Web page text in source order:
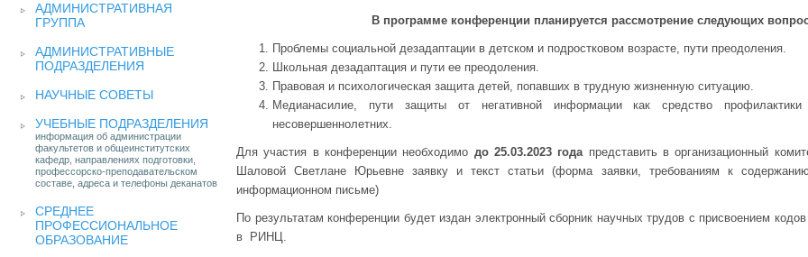
АДМИНИСТРАТИВНАЯ
ГРУППА
АДМИНИСТРАТИВНЫЕ
ПОДРАЗДЕЛЕНИЯ
НАУЧНЫЕ СОВЕТЫ
УЧЕБНЫЕ ПОДРАЗДЕЛЕНИЯ
информация об администрации
факультетов и общеинститутских
кафедр, направлениях подготовки,
профессорско-преподавательском
составе, адреса и телефоны деканатов
СРЕДНЕЕ
ПРОФЕССИОНАЛЬНОЕ
ОБРАЗОВАНИЕ
В программе конференции планируется рассмотрение следующих
Проблемы социальной дезадаптации в детском и подростковом возрасте, пути преодоления.
Школьная дезадаптация и пути ее преодоления.
Правовая и психологическая защита детей, попавших в трудную жизненную ситуацию.
Медианасилие, пути защиты от негативной информации как средство
несовершеннолетних.
Для участия в конференции необходимо до 25.03.2023 годапредставить в организационный
Шаловой Светлане Юрьевне заявку и текст статьи (форма заявки, требованиям к
информационном письме)
По результатам конференции будет издан электронный сборник научных трудов с присвоением
в РИНЦ.